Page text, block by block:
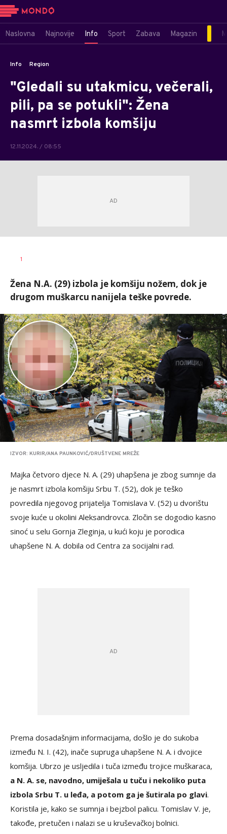
Naslovna Najnovije Info Sport Zabava Magazin
Info Region
"Gledali su utakmicu, večerali,
pili, pa se potukli": Žena
nasmrt izbola komšiju
12.11.2024. / 08:55
AUTOR
1
Žena N.A. (29) izbola je komšiju nožem, dok je
drugom muškarcu nanijela teške povrede.
IZVOR: KURIR/ANA PAUNKOVIĆ/DRUŠTVENE MREŽE
Majka četvoro djece N. A. (29) uhapšena je zbog sumnje da
je nasmrt izbola komšiju Srbu T. (52), dok je teško
povredila njegovog prijatelja Tomislava V. (52) u dvorištu
svoje kuće u okolini Aleksandrovca. Zločin se dogodio kasno
sinoć u selu Gornja Zleginja, u kući koju je porodica
uhapšene N. A. dobila od Centra za socijalni rad.
Prema dosadašnjim informacijama, došlo je do sukoba
između N. I. (42), inače supruga uhapšene N. A. i dvojice
komšija. Ubrzo je usljedila i tuča između trojice muškaraca,
a N. A. se, navodno, umiješala u tuču i nekoliko puta
izbola Srbu T. u leđa, a potom ga je šutirala po glavi.
Koristila je, kako se sumnja i bejzbol palicu. Tomislav V. je,
takođe, pretučen i nalazi se u kruševačkoj bolnici.